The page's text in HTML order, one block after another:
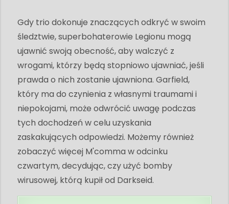
Gdy trio dokonuje znaczących odkryć w swoim
śledztwie, superbohaterowie Legionu mogą
ujawnić swoją obecność, aby walczyć z
wrogami, którzy będą stopniowo ujawniać, jeśli
prawda o nich zostanie ujawniona. Garfield,
który ma do czynienia z własnymi traumami i
niepokojami, może odwrócić uwagę podczas
tych dochodzeń w celu uzyskania
zaskakujących odpowiedzi. Możemy również
zobaczyć więcej M'comma w odcinku
czwartym, decydując, czy użyć bomby
wirusowej, którą kupił od Darkseid.